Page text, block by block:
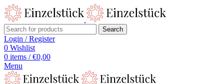
Search
Login / Register
0 Wishlist
0 items / €0,00
Menu